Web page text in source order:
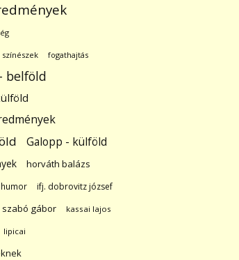
fogathajtás
belföld
Galopp - külföld
horváth balázs
humor ifj. dobrovitz józsef
szabó gábor kassai lajos
lipicai